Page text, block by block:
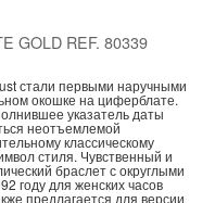
GOLD REF. 80339
стали первыми наручными
окошке на циферблате.
указатель даты
неотъемлемой
классическому
стиля. Чувственный и
браслет с округлыми
году для женских часов
предлагается для версии